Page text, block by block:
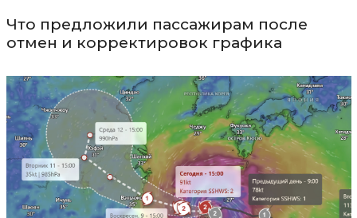
Что предложили пассажирам после
отмен и корректировок графика